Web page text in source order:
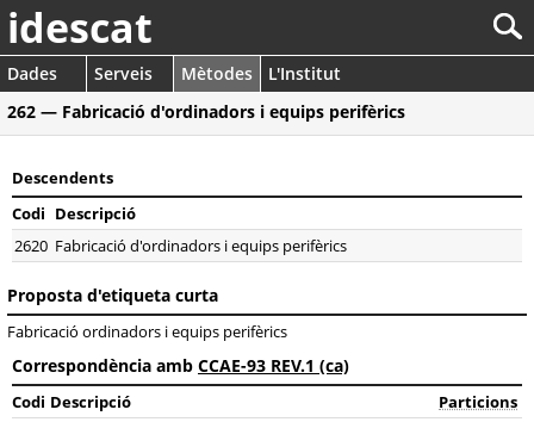
idescat
Dades Serveis Mètodes
L'Institut
262 — Fabricació d'ordinadors i equips perifèrics
Descendents
Codi Descripció
2620 Fabricació d'ordinadors i equips perifèrics
Proposta d'etiqueta curta
Fabricació ordinadors i equips perifèrics
Correspondència amb CCAE-93 REV.1 (ca)
Codi Descripció
Particions